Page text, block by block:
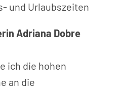
und Urlaubszeiten
Adriana Dobre
ich die hohen
an die